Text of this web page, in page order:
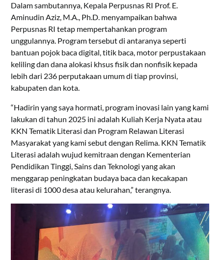
Dalam sambutannya, Kepala Perpusnas RI Prof. E.
Aminudin Aziz, M.A., Ph.D. menyampaikan bahwa
Perpusnas RI tetap mempertahankan program
unggulannya. Program tersebut di antaranya seperti
bantuan pojok baca digital, titik baca, motor perpustakaan
keliling dan dana alokasi khsus fisik dan nonfisik kepada
lebih dari 236 perputakaan umum di tiap provinsi,
kabupaten dan kota.
“Hadirin yang saya hormati, program inovasi lain yang kami
lakukan di tahun 2025 ini adalah Kuliah Kerja Nyata atau
KKN Tematik Literasi dan Program Relawan Literasi
Masyarakat yang kami sebut dengan Relima. KKN Tematik
Literasi adalah wujud kemitraan dengan Kementerian
Pendidikan Tinggi, Sains dan Teknologi yang akan
menggarap peningkatan budaya baca dan kecakapan
literasi di 1000 desa atau kelurahan,” terangnya.